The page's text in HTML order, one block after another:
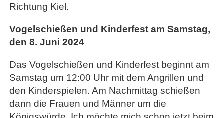
Richtung Kiel.
Vogelschießen und Kinderfest am Samstag,
den 8. Juni 2024
Das Vogelschießen und Kinderfest beginnt am
Samstag um 12:00 Uhr mit dem Angrillen und
den Kinderspielen. Am Nachmittag schießen
dann die Frauen und Männer um die